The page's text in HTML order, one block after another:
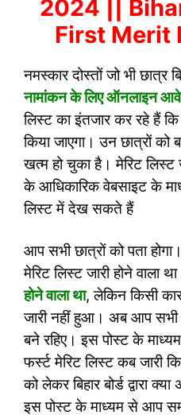
2024 ||
First Merit
नमस्कार दोस्तों जो भी छात्र
नामांकन के लिए ऑनलाइन
लिस्ट का इंतजार कर रहे हैं
किया जाएगा। उन छात्रों
खत्म हो चुका है। मेरिट लिस्ट
के आधिकारिक वेबसाइट के
लिस्ट में देख सकते हैं
आप सभी छात्रों को पता
मेरिट लिस्ट जारी होने वाला
होने वाला था, लेकिन किसी
जारी नहीं हुआ। अब आप सभी
बने रहिए। इस पोस्ट के
फर्स्ट मेरिट लिस्ट कब जारी
को लेकर बिहार बोर्ड द्वारा
इस पोस्ट के माध्यम से आप